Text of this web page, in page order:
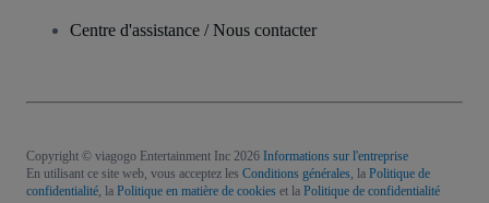
Centre d'assistance / Nous contacter
Copyright © viagogo Entertainment Inc 2026 Informations sur l'entreprise
En utilisant ce site web, vous acceptez les Conditions générales , la Politique de
confidentialité , la Politique en matière de cookies et la Politique de confidentialité